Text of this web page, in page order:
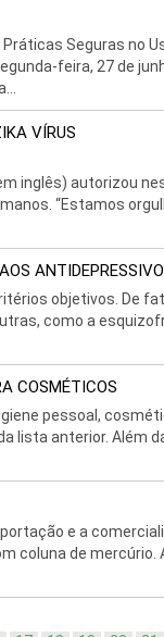
Seguras no
feira, 27 de
VÍRUS
inglês) autorizou
“Estamos
objetivos. De
como a
COSMÉTICOS
pessoal,
lista anterior. Além
e a
coluna de mercúrio.